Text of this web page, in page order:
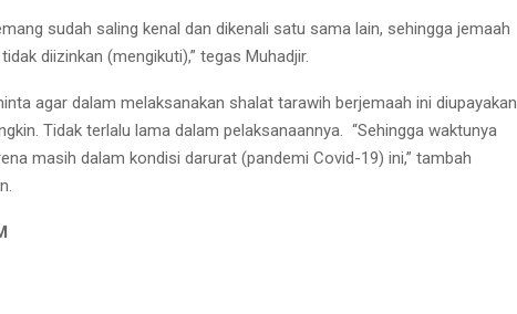
sudah saling kenal dan dikenali satu sama lain, sehingga jemaah
diizinkan (mengikuti),” tegas Muhadjir.
agar dalam melaksanakan shalat tarawih berjemaah ini diupayakan
Tidak terlalu lama dalam pelaksanaannya. “Sehingga waktunya
masih dalam kondisi darurat (pandemi Covid-19) ini,” tambah